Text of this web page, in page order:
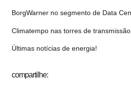
BorgWarner no segmento de Data
Climatempo nas torres de
Últimas notícias de energia!
compartilhe: